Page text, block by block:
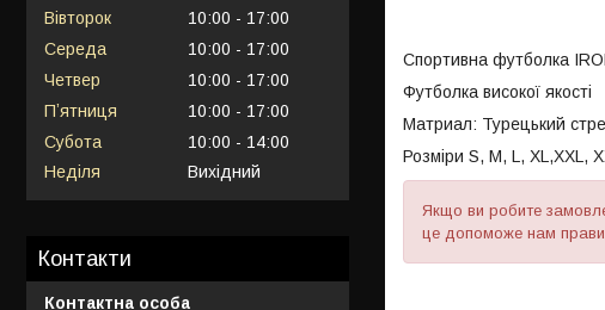
Спортивна футболка
Футболка високої якості
Матриал: Турецький
Розміри S, M, L, XL,XXL,
Якщо ви робите
це допоможе нам
Вівторок
10:00
17:00
Середа
10:00
17:00
Четвер
10:00
17:00
Пʼятниця
10:00
17:00
Субота
10:00
14:00
Неділя
Вихідний
Контакти